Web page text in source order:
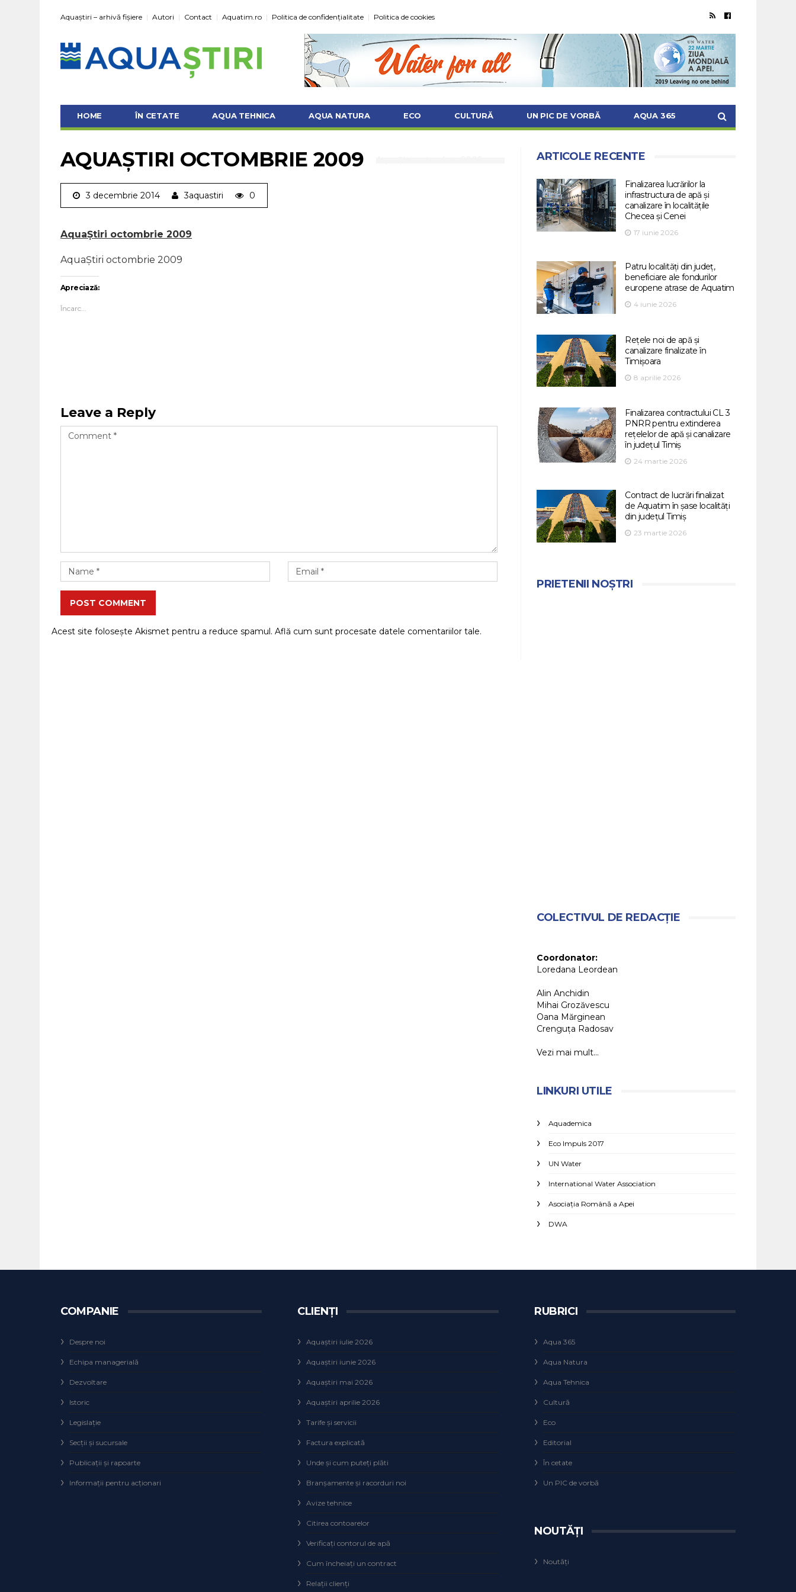
Aquaștiri – arhivă fișiere Autori Contact Aquatim.ro Politica de confidențialitate Politica de cookies
HOME ÎN CETATE AQUA TEHNICA AQUA NATURA ECO CULTURĂ UN PIC DE VORBĂ AQUA 365
AQUAȘTIRI OCTOMBRIE 2009
3 decembrie 2014 3aquastiri 0
AquaȘtiri octombrie 2009
AquaȘtiri octombrie 2009
Apreciază:
Încarc...
Leave a Reply
POST COMMENT
Acest site folosește Akismet pentru a reduce spamul. Află cum sunt procesate datele comentariilor tale.
ARTICOLE RECENTE
Finalizarea lucrărilor la
infrastructura de apă și
canalizare în localitățile
Checea și Cenei
17 iunie 2026
Patru localități din județ,
beneficiare ale fondurilor
europene atrase de Aquatim
4 iunie 2026
Rețele noi de apă și
canalizare finalizate în
Timișoara
8 aprilie 2026
Finalizarea contractului CL 3
PNRR pentru extinderea
rețelelor de apă și canalizare
în județul Timiș
24 martie 2026
Contract de lucrări finalizat
de Aquatim în șase localități
din județul Timiș
23 martie 2026
PRIETENII NOȘTRI
COLECTIVUL DE REDACȚIE
Coordonator:
Loredana Leordean
Alin Anchidin
Mihai Grozăvescu
Oana Mărginean
Crenguța Radosav
Vezi mai mult...
LINKURI UTILE
Aquademica
Eco Impuls 2017
UN Water
International Water Association
Asociaţia Română a Apei
DWA
COMPANIE
Despre noi
Echipa managerială
Dezvoltare
Istoric
Legislaţie
Secţii şi sucursale
Publicații și rapoarte
Informații pentru acționari
CLIENȚI
Aquaștiri iulie 2026
Aquaștiri iunie 2026
Aquaștiri mai 2026
Aquaștiri aprilie 2026
Tarife și servicii
Factura explicată
Unde și cum puteţi plăti
Branșamente și racorduri noi
Avize tehnice
Citirea contoarelor
Verificaţi contorul de apă
Cum încheiaţi un contract
Relaţii clienţi
RUBRICI
Aqua 365
Aqua Natura
Aqua Tehnica
Cultură
Eco
Editorial
În cetate
Un PIC de vorbă
NOUTĂȚI
Noutăți